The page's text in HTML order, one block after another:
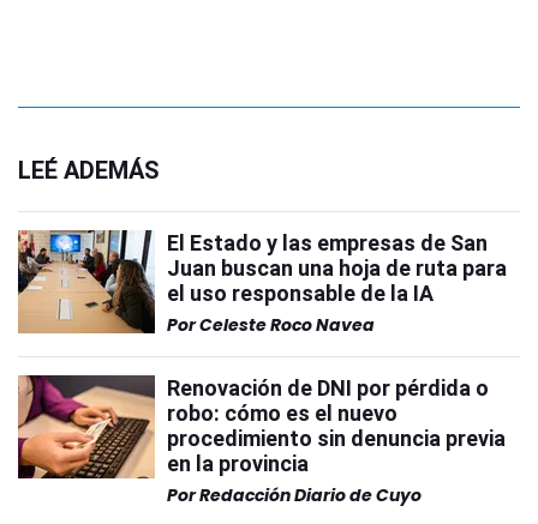
LEÉ ADEMÁS
El Estado y las empresas de San
Juan buscan una hoja de ruta para
el uso responsable de la IA
PorCeleste Roco Navea
Renovación de DNI por pérdida o
robo: cómo es el nuevo
procedimiento sin denuncia previa
en la provincia
PorRedacción Diario de Cuyo